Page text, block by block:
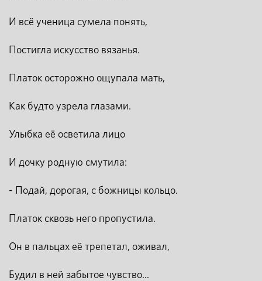
И всё ученица сумела понять,
Постигла искусство вязанья.
Платок осторожно ощупала мать,
Как будто узрела глазами.
Улыбка её осветила лицо
И дочку родную смутила:
- Подай, дорогая, с божницы кольцо.
Платок сквозь него пропустила.
Он в пальцах её трепетал, оживал,
Будил в ней забытое чувство...